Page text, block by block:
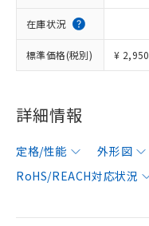
在庫状況
標準価格(税別) ¥ 2,950
詳細情報
定格/性能 外形図
RoHS/REACH対応状況